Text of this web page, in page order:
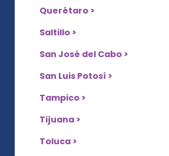
Querétaro >
Saltillo >
San José del Cabo >
San Luis Potosí >
Tampico >
Tijuana >
Toluca >